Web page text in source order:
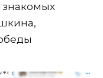
знакомых